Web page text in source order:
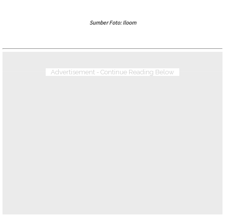
Sumber Foto: Iloom
Advertisement - Continue Reading Below